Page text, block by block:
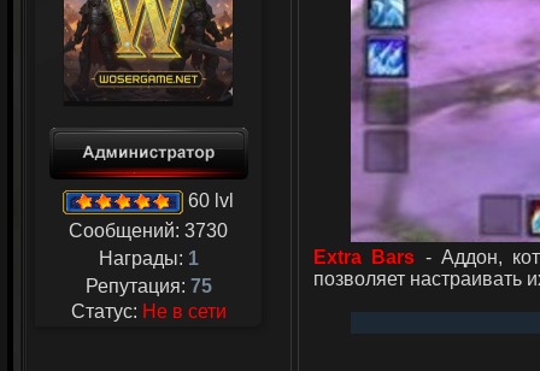
60 lvl
Сообщений: 3730
Награды: 1
Репутация: 75
Статус: Не в сети
Extra Bars - Аддон,
позволяет настраивать